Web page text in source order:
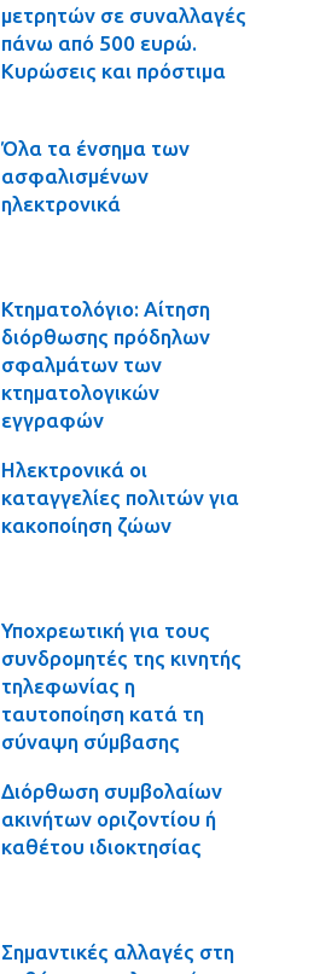
μετρητών σε συναλλαγές
πάνω από 500 ευρώ.
Κυρώσεις και πρόστιμα
Όλα τα ένσημα των
ασφαλισμένων
ηλεκτρονικά
Κτηματολόγιο: Αίτηση
διόρθωσης πρόδηλων
σφαλμάτων των
κτηματολογικών
εγγραφών
Ηλεκτρονικά οι
καταγγελίες πολιτών για
κακοποίηση ζώων
Υποχρεωτική για τους
συνδρομητές της κινητής
τηλεφωνίας η
ταυτοποίηση κατά τη
σύναψη σύμβασης
Διόρθωση συμβολαίων
ακινήτων οριζοντίου ή
καθέτου ιδιοκτησίας
Σημαντικές αλλαγές στη